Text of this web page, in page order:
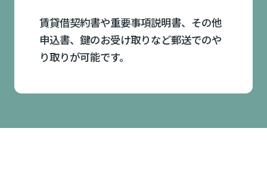
賃貸借契約書や重要事項説明書、その他
申込書、鍵のお受け取りなど郵送でのや
り取りが可能です。